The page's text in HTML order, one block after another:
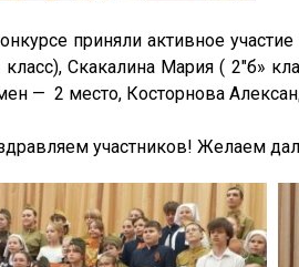
приняли активное
класс), Скакалина Мария ( 2″б»
— 2 место, Косторнова
участников! Желаем